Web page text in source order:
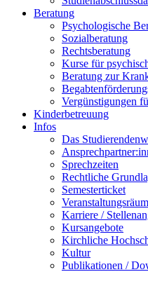
Beratung
Psychologische
Sozialberatung
Rechtsberatung
Kurse für
Beratung zur
Vergünstigungen
Kinderbetreuung
Infos
Das
Sprechzeiten
Rechtliche
Semesterticket
Karriere /
Kursangebote
Kirchliche
Kultur
Publikationen /